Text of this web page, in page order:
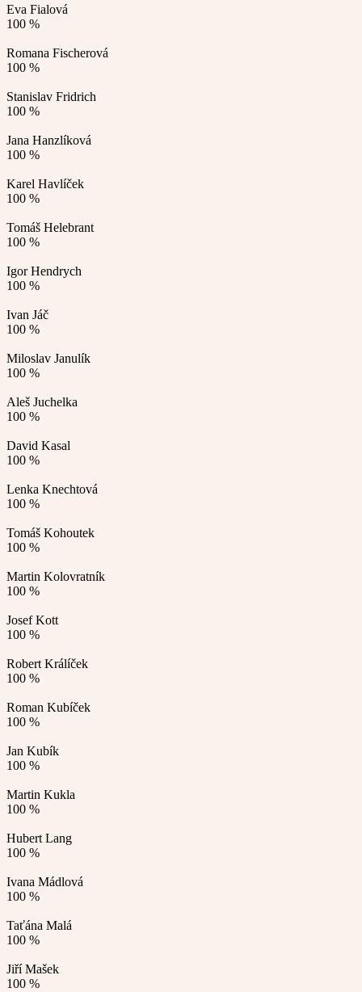
Eva Fialová
100 %
Romana Fischerová
100 %
Stanislav Fridrich
100 %
Jana Hanzlíková
100 %
Karel Havlíček
100 %
Tomáš Helebrant
100 %
Igor Hendrych
100 %
Ivan Jáč
100 %
Miloslav Janulík
100 %
Aleš Juchelka
100 %
David Kasal
100 %
Lenka Knechtová
100 %
Tomáš Kohoutek
100 %
Martin Kolovratník
100 %
Josef Kott
100 %
Robert Králíček
100 %
Roman Kubíček
100 %
Jan Kubík
100 %
Martin Kukla
100 %
Hubert Lang
100 %
Ivana Mádlová
100 %
Taťána Malá
100 %
Jiří Mašek
100 %